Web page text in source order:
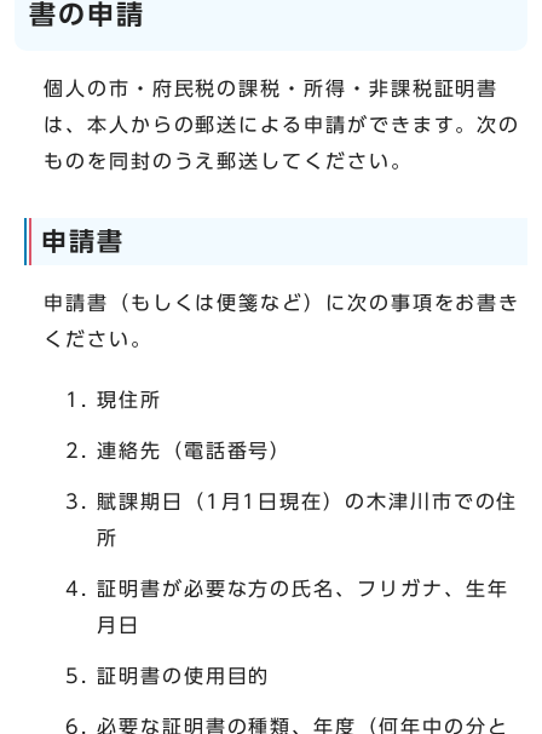
書の申請
個人の市・府民税の課税・所得・非課税証明書
は、本人からの郵送による申請ができます。次の
ものを同封のうえ郵送してください。
申請書
申請書（もしくは便箋など）に次の事項をお書き
ください。
現住所
連絡先（電話番号）
賦課期日（1月1日現在）の木津川市での住
所
証明書が必要な方の氏名、フリガナ、生年
月日
証明書の使用目的
必要な証明書の種類、年度（何年中の分と